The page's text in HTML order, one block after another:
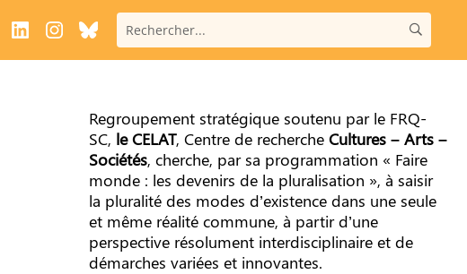
Regroupement stratégique soutenu par le FRQ-
SC, le CELAT, Centre de recherche Cultures – Arts –
Sociétés, cherche, par sa programmation « Faire
monde : les devenirs de la pluralisation », à saisir
la pluralité des modes d’existence dans une seule
et même réalité commune, à partir d’une
perspective résolument interdisciplinaire et de
démarches variées et innovantes.